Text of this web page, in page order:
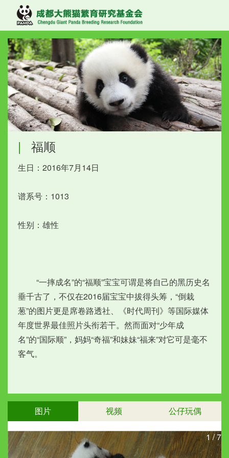
| 福顺
生日：2016年7月14日
谱系号：1013
性别：雄性
“一摔成名”的“福顺”宝宝可谓是将自己的黑历史名
垂千古了，不仅在2016届宝宝中拔得头筹，“倒栽
葱”的图片更是席卷路透社、《时代周刊》等国际媒体
年度世界最佳照片头衔若干。然而面对“少年成
名”的“国际顺”，妈妈“奇福”和妹妹“福来”对它可是毫不
客气。
图片 视频 公仔玩偶
1/7